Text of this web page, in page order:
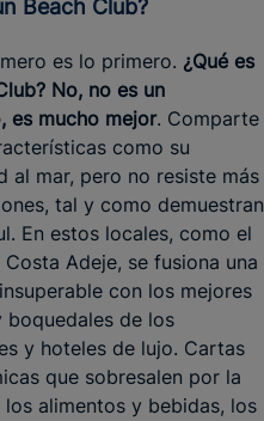
un Beach Club?
es lo primero. ¿Qué es
No, no es un
es mucho mejor. Comparte
como su
al mar, pero no resiste más
tal y como demuestran
En estos locales, como el
Adeje, se fusiona una
con los mejores
boquedales de los
y hoteles de lujo. Cartas
que sobresalen por la
alimentos y bebidas, los